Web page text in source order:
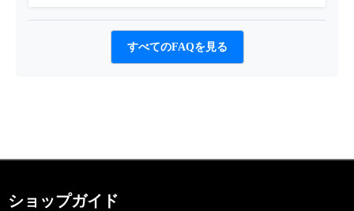
すべてのFAQを見る
ショップガイド